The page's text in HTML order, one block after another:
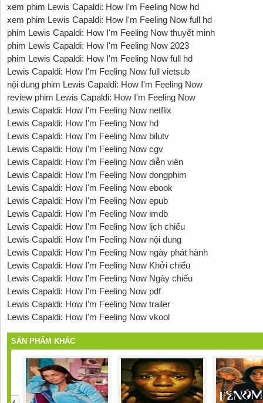
xem phim Lewis Capaldi: How I'm Feeling Now hd
xem phim Lewis Capaldi: How I'm Feeling Now full hd
phim Lewis Capaldi: How I'm Feeling Now thuyết minh
phim Lewis Capaldi: How I'm Feeling Now 2023
phim Lewis Capaldi: How I'm Feeling Now full hd
Lewis Capaldi: How I'm Feeling Now full vietsub
nội dung phim Lewis Capaldi: How I'm Feeling Now
review phim Lewis Capaldi: How I'm Feeling Now
Lewis Capaldi: How I'm Feeling Now netflix
Lewis Capaldi: How I'm Feeling Now hd
Lewis Capaldi: How I'm Feeling Now bilutv
Lewis Capaldi: How I'm Feeling Now cgv
Lewis Capaldi: How I'm Feeling Now diễn viên
Lewis Capaldi: How I'm Feeling Now dongphim
Lewis Capaldi: How I'm Feeling Now ebook
Lewis Capaldi: How I'm Feeling Now epub
Lewis Capaldi: How I'm Feeling Now imdb
Lewis Capaldi: How I'm Feeling Now lịch chiếu
Lewis Capaldi: How I'm Feeling Now nội dung
Lewis Capaldi: How I'm Feeling Now ngày phát hành
Lewis Capaldi: How I'm Feeling Now Khởi chiếu
Lewis Capaldi: How I'm Feeling Now Ngày chiếu
Lewis Capaldi: How I'm Feeling Now pdf
Lewis Capaldi: How I'm Feeling Now trailer
Lewis Capaldi: How I'm Feeling Now vkool
SẢN PHẨM KHÁC